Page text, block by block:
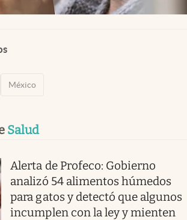
México
Salud
Alerta de Profeco: Gobierno
analizó 54 alimentos húmedos
para gatos y detectó que algunos
incumplen con la ley y mienten